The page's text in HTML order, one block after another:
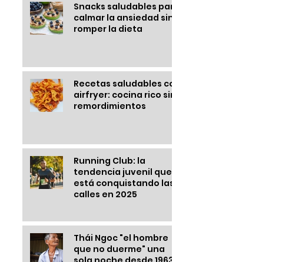
Snacks saludables para
calmar la ansiedad sin
romper la dieta
Recetas saludables con
airfryer: cocina rico sin
remordimientos
Running Club: la
tendencia juvenil que
está conquistando las
calles en 2025
Thái Ngoc "el hombre
que no duerme" una